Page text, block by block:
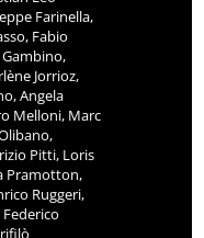
Farinella,
Fabio
Jorrioz,
Angela
Melloni, Marc
Pitti, Loris
Pramotton,
Ruggeri,